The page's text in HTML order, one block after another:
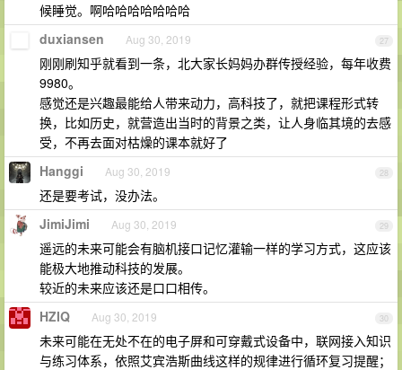
候睡觉。啊哈哈哈哈哈哈哈
27
duxiansen Aug 30, 2019
刚刚刷知乎就看到一条，北大家长妈妈办群传授经验，每年收费
9980。
感觉还是兴趣最能给人带来动力，高科技了，就把课程形式转
换，比如历史，就营造出当时的背景之类，让人身临其境的去感
受，不再去面对枯燥的课本就好了
28
Hanggi Aug 30, 2019
还是要考试，没办法。
29
JimiJimi Aug 30, 2019
遥远的未来可能会有脑机接口记忆灌输一样的学习方式，这应该
能极大地推动科技的发展。
较近的未来应该还是口口相传。
30
HZIQ Aug 30, 2019
未来可能在无处不在的电子屏和可穿戴式设备中，联网接入知识
与练习体系，依照艾宾浩斯曲线这样的规律进行循环复习提醒；